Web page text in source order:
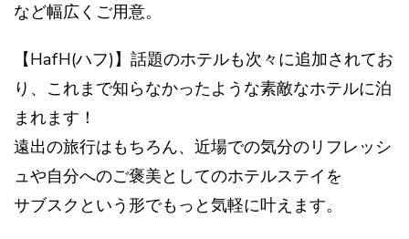
など幅広くご用意。
【HafH(ハフ)】話題のホテルも次々に追加されてお
り、これまで知らなかったような素敵なホテルに泊
まれます！
遠出の旅行はもちろん、近場での気分のリフレッシ
ュや自分へのご褒美としてのホテルステイを
サブスクという形でもっと気軽に叶えます。